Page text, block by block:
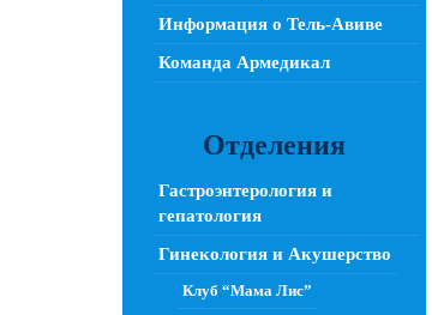
Информация о Тель-Авиве
Команда Армедикал
Отделения
Гастроэнтерология и
гепатология
Гинекология и Акушерство
Клуб “Мама Лис”